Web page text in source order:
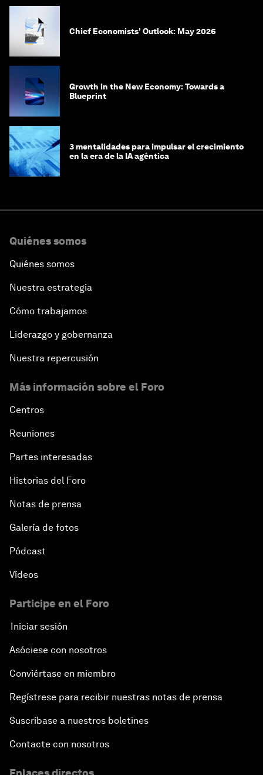
Chief Economists' Outlook: May 2026
Growth in the New Economy: Towards a
Blueprint
3 mentalidades para impulsar el crecimiento
en la era de la IA agéntica
Quiénes somos
Quiénes somos
Nuestra estrategia
Cómo trabajamos
Liderazgo y gobernanza
Nuestra repercusión
Más información sobre el Foro
Centros
Reuniones
Partes interesadas
Historias del Foro
Notas de prensa
Galería de fotos
Pódcast
Vídeos
Participe en el Foro
Iniciar sesión
Asóciese con nosotros
Conviértase en miembro
Regístrese para recibir nuestras notas de prensa
Suscríbase a nuestros boletines
Contacte con nosotros